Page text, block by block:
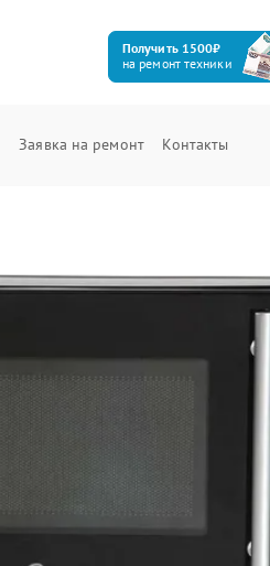
Получить 1500₽
на ремонт техники
Заявка на ремонт Контакты